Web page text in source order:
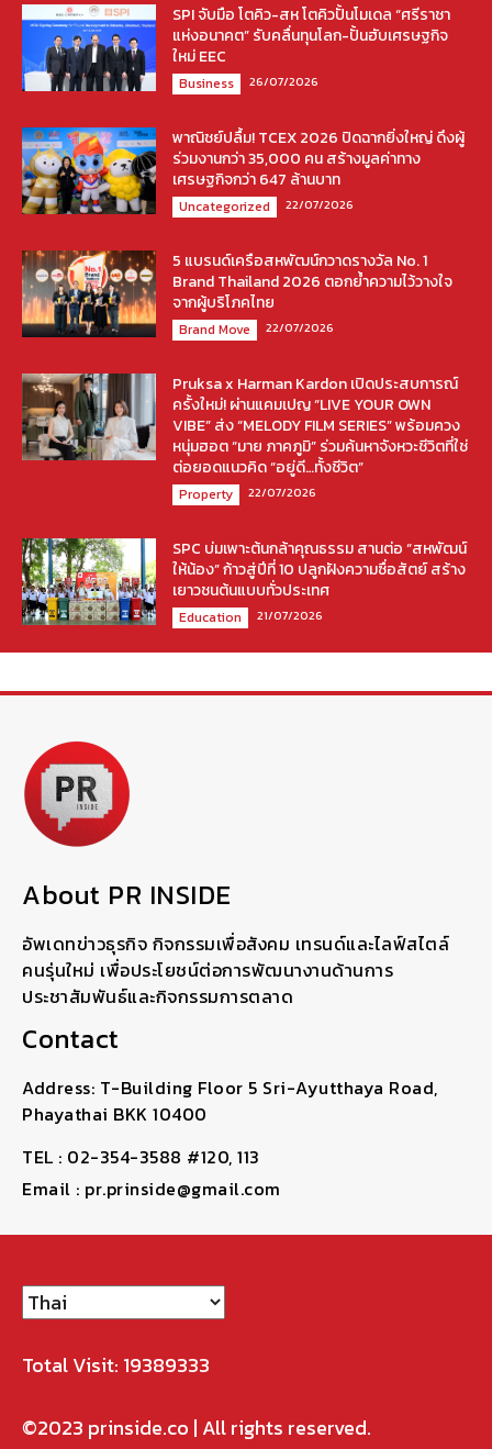
SPI จับมือ โตคิว-สห โตคิวปั้นโมเดล “ศรีราชา
แห่งอนาคต” รับคลื่นทุนโลก-ปั้นฮับเศรษฐกิจ
ใหม่ EEC
Business 26/07/2026
พาณิชย์ปลื้ม! TCEX 2026 ปิดฉากยิ่งใหญ่ ดึงผู้
ร่วมงานกว่า 35,000 คน สร้างมูลค่าทาง
เศรษฐกิจกว่า 647 ล้านบาท
Uncategorized 22/07/2026
5 แบรนด์เครือสหพัฒน์กวาดรางวัล No. 1
Brand Thailand 2026 ตอกย้ำความไว้วางใจ
จากผู้บริโภคไทย
Brand Move 22/07/2026
Pruksa x Harman Kardon เปิดประสบการณ์
ครั้งใหม่! ผ่านแคมเปญ “LIVE YOUR OWN
VIBE” ส่ง “MELODY FILM SERIES” พร้อมควง
หนุ่มฮอต “มาย ภาคภูมิ” ร่วมค้นหาจังหวะชีวิตที่ใช่
ต่อยอดแนวคิด “อยู่ดี…ทั้งชีวิต”
Property 22/07/2026
SPC บ่มเพาะต้นกล้าคุณธรรม สานต่อ “สหพัฒน์
ให้น้อง” ก้าวสู่ปีที่ 10 ปลูกฝังความซื่อสัตย์ สร้าง
เยาวชนต้นแบบทั่วประเทศ
Education 21/07/2026
About PR INSIDE
อัพเดทข่าวธุรกิจ กิจกรรมเพื่อสังคม เทรนด์และไลฟ์สไตล์
คนรุ่นใหม่ เพื่อประโยชน์ต่อการพัฒนางานด้านการ
ประชาสัมพันธ์และกิจกรรมการตลาด
Contact
Address: T-Building Floor 5 Sri-Ayutthaya Road,
Phayathai BKK 10400
TEL : 02-354-3588 #120, 113
Email : pr.prinside@gmail.com
Total Visit: 19389333
©2023 prinside.co | All rights reserved.